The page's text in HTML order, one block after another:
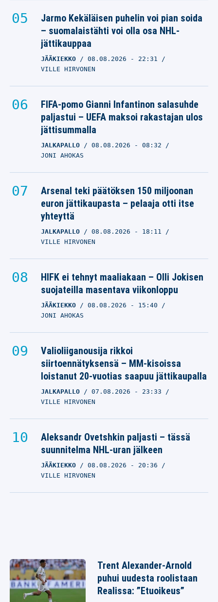
Jarmo Kekäläisen puhelin voi pian soida
– suomalaistähti voi olla osa NHL-
jättikauppaa
JÄÄKIEKKO 08.08.2026 - 22:31
VILLE HIRVONEN
FIFA-pomo Gianni Infantinon salasuhde
paljastui – UEFA maksoi rakastajan ulos
jättisummalla
JALKAPALLO 08.08.2026 - 08:32
JONI AHOKAS
Arsenal teki päätöksen 150 miljoonan
euron jättikaupasta – pelaaja otti itse
yhteyttä
JALKAPALLO 08.08.2026 - 18:11
VILLE HIRVONEN
HIFK ei tehnyt maaliakaan – Olli Jokisen
suojateilla masentava viikonloppu
JÄÄKIEKKO 08.08.2026 - 15:40
JONI AHOKAS
Valioliiganousija rikkoi
siirtoennätyksensä – MM-kisoissa
loistanut 20-vuotias saapuu jättikaupalla
JALKAPALLO 07.08.2026 - 23:33
VILLE HIRVONEN
Aleksandr Ovetshkin paljasti – tässä
suunnitelma NHL-uran jälkeen
JÄÄKIEKKO 08.08.2026 - 20:36
VILLE HIRVONEN
Trent Alexander-Arnold
puhui uudesta roolistaan
Realissa: ”Etuoikeus”